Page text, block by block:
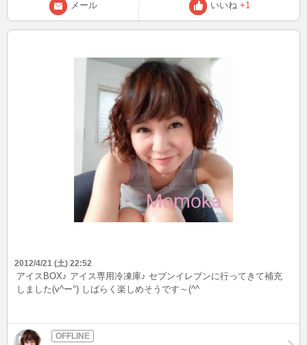
メール いいね +1
2012/4/21 (土) 22:52
アイスBOX♪ アイス専用冷凍庫♪ セブンイレブンに行ってきて補充
しました(v^ー°) しばらく楽しめそうです～(^^ゞ